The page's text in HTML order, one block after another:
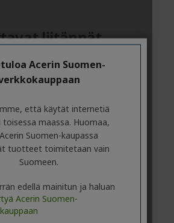
Acerin Suomen-
että käytät internetiä
toisessa maassa. Huomaa,
Suomen-kaupassa
tuotteet toimitetaan vain
Suomeen.
edellä mainitun ja haluan
Acerin Suomen-